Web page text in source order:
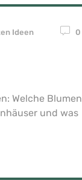
Ideen 0
Welche Blumen
und was